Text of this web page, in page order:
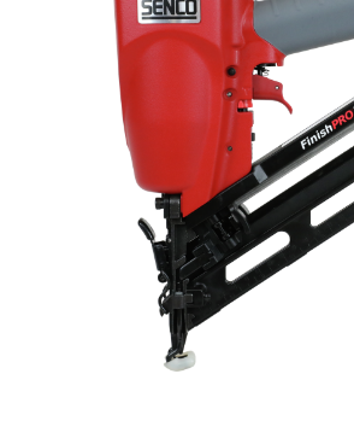
Toimitustavat- ja kulut Tummuneet